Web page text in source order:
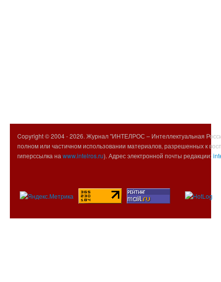
Copyright © 2004 -2026. Журнал "ИНТЕЛРОС – Интеллектуальная
полном или частичном использовании материалов, разрешенных к
гиперссылка на www.intelros.ru). Адрес электронной почты редакции: